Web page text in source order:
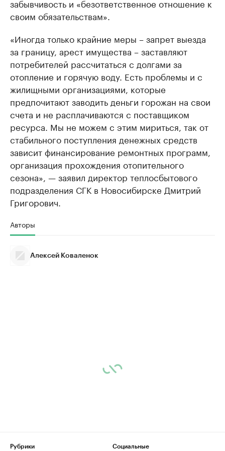
забывчивость и «безответственное отношение к
своим обязательствам».
«Иногда только крайние меры – запрет выезда
за границу, арест имущества – заставляют
потребителей рассчитаться с долгами за
отопление и горячую воду. Есть проблемы и с
жилищными организациями, которые
предпочитают заводить деньги горожан на свои
счета и не расплачиваются с поставщиком
ресурса. Мы не можем с этим мириться, так от
стабильного поступления денежных средств
зависит финансирование ремонтных программ,
организация прохождения отопительного
сезона», — заявил директор теплосбытового
подразделения СГК в Новосибирске Дмитрий
Григорович.
Авторы
Алексей Коваленок
Рубрики
Социальные